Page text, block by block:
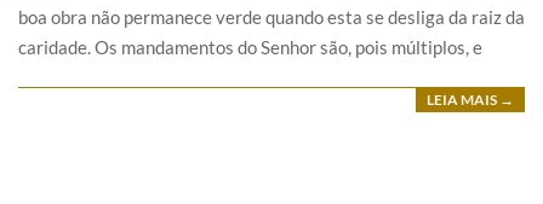
boa obra não permanece verde quando esta se desliga da raiz da
caridade. Os mandamentos do Senhor são, pois múltiplos, e
LEIA MAIS →